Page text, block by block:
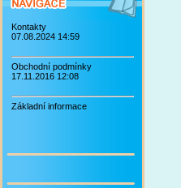
Kontakty
07.08.2024 14:59
Obchodní podmínky
17.11.2016 12:08
Základní informace